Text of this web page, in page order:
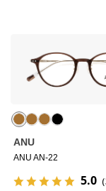
ANU
ANU AN-22
5.0